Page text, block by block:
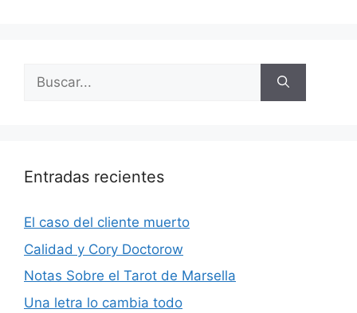
Buscar:
Entradas recientes
El caso del cliente muerto
Calidad y Cory Doctorow
Notas Sobre el Tarot de Marsella
Una letra lo cambia todo